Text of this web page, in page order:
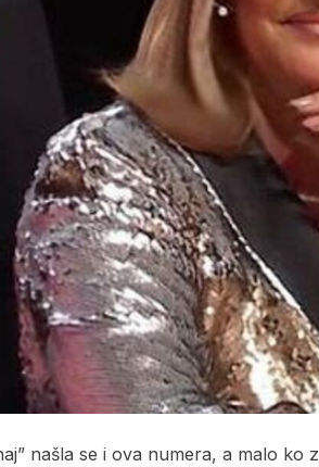
našla se i ova numera, a malo ko